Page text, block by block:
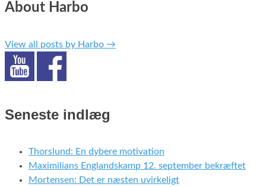
About Harbo
View all posts by Harbo →
Seneste indlæg
Thorslund: En dybere motivation
Maximilians Englandskamp 12. september bekræftet
Mortensen: Det er næsten uvirkeligt